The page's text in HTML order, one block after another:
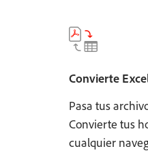
Convierte
Pasa tus
Convierte tus
cualquier